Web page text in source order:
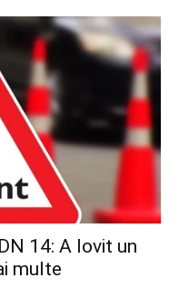
14: A lovit un
multe